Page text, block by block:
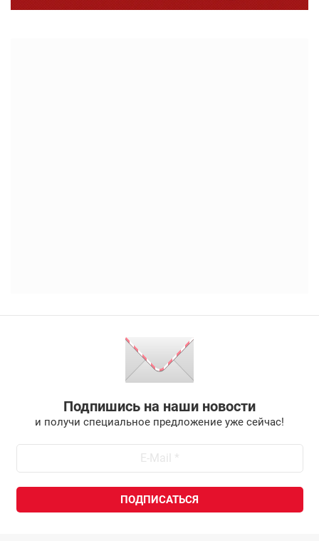
Подпишись на наши новости
и получи специальное предложение уже сейчас!